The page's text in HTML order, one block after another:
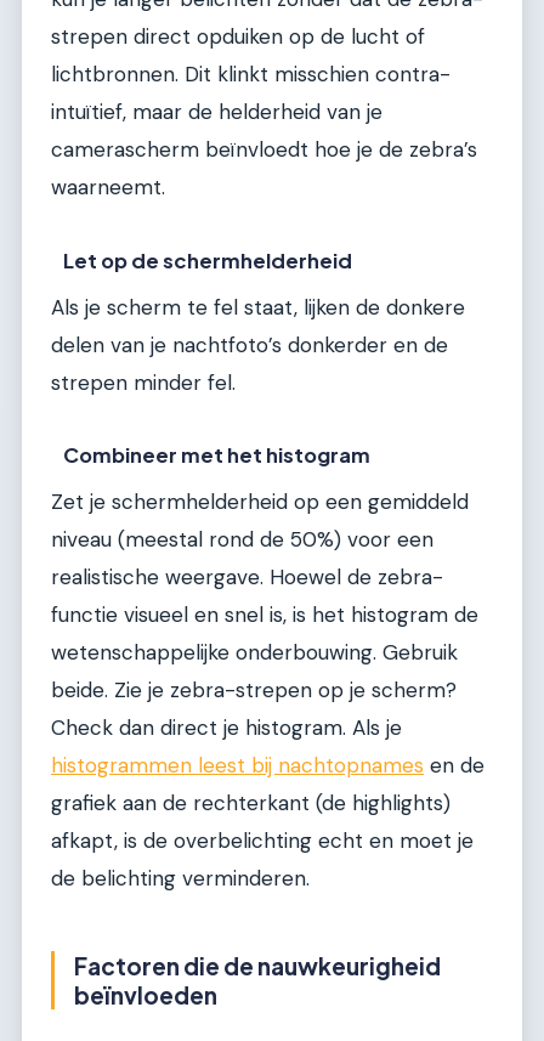
strepen direct opduiken op de lucht of
lichtbronnen. Dit klinkt misschien contra-
intuïtief, maar de helderheid van je
camerascherm beïnvloedt hoe je de zebra’s
waarneemt.
Let op de schermhelderheid
Als je scherm te fel staat, lijken de donkere
delen van je nachtfoto’s donkerder en de
strepen minder fel.
Combineer met het histogram
Zet je schermhelderheid op een gemiddeld
niveau (meestal rond de 50%) voor een
realistische weergave. Hoewel de zebra-
functie visueel en snel is, is het histogram de
wetenschappelijke onderbouwing. Gebruik
beide. Zie je zebra-strepen op je scherm?
Check dan direct je histogram. Als je
histogrammen leest bij nachtopnames en de
grafiek aan de rechterkant (de highlights)
afkapt, is de overbelichting echt en moet je
de belichting verminderen.
Factoren die de nauwkeurigheid
beïnvloeden